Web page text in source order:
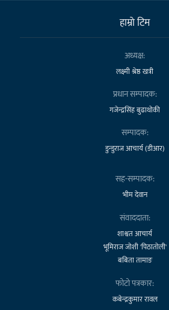
हाम्राे टिम
अध्यक्ष:
लक्ष्मी श्रेष्ठ खत्री
प्रधान सम्पादक:
गजेन्द्रसिंह बुढाथोकी
सम्पादक:
डुन्डुराज आचार्य (डीआर)
सह-सम्पादक:
भीम देवान
संवाददाता:
शाश्वत आचार्य
भूमिराज जोशी 'पिठातोली'
बबिता तामाङ
फोटो पत्रकार:
कबेन्द्रकुमार रावल